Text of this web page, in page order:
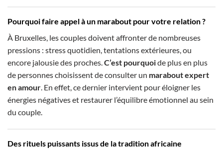
Pourquoi faire appel à un marabout pour votre relation ?
À Bruxelles, les couples doivent affronter de nombreuses
pressions : stress quotidien, tentations extérieures, ou
encore jalousie des proches.C’est pourquoide plus en plus
de personnes choisissent de consulter un marabout expert
en amour. En effet, ce dernier intervient pour éloigner les
énergies négatives et restaurer l’équilibre émotionnel au sein
du couple.
Des rituels puissants issus de la tradition africaine